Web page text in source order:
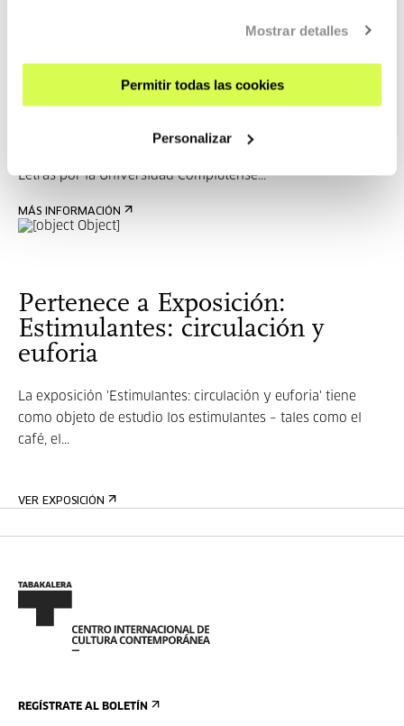
Mostrar detalles
Permitir todas las cookies
Personalizar
Letras por la Universidad Complutense...
MÁS INFORMACIÓN
Pertenece a Exposición:
Estimulantes: circulación y
euforia
La exposición 'Estimulantes: circulación y euforia' tiene
como objeto de estudio los estimulantes – tales como el
café, el...
VER EXPOSICIÓN
REGÍSTRATE AL BOLETÍN